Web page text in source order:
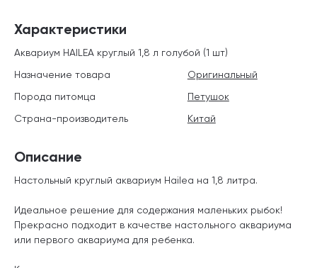
Описание
Настольный круглый аквариум Hailea на 1,8 литра.
Идеальное решение для содержания маленьких рыбок!
Прекрасно подходит в качестве настольного аквариума
или первого аквариума для ребенка.
Характеристики
Аквариум HAILEA круглый 1,8 л голубой (1 шт)
Назначение товара
Оригинальный
Порода питомца
Петушок
Страна-производитель
Китай